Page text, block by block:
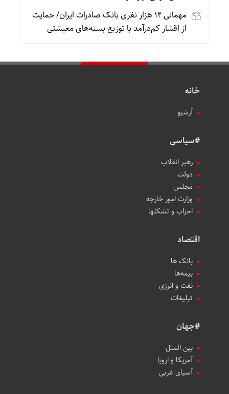
مهمانی ۱۲ هزار نفری بانک صادرات ایران/ حمایت
از اقشار کم‌درآمد با توزیع بسته‌های معیشتی
خانه
آرشیو
#سیاسی
رهبر انقلاب
دولت
مجلس
وزارت امور خارجه
احزاب و تشکلها
اقتصاد
بانک ها
بیمه‌ها
نفت و انرژی
تبلیغات
#جهان
بین الملل
آمریکا و اروپا
آسیای غربی